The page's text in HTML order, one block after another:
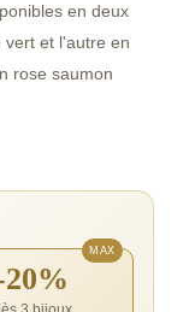
en deux
vert et l'autre en
rose saumon
20%